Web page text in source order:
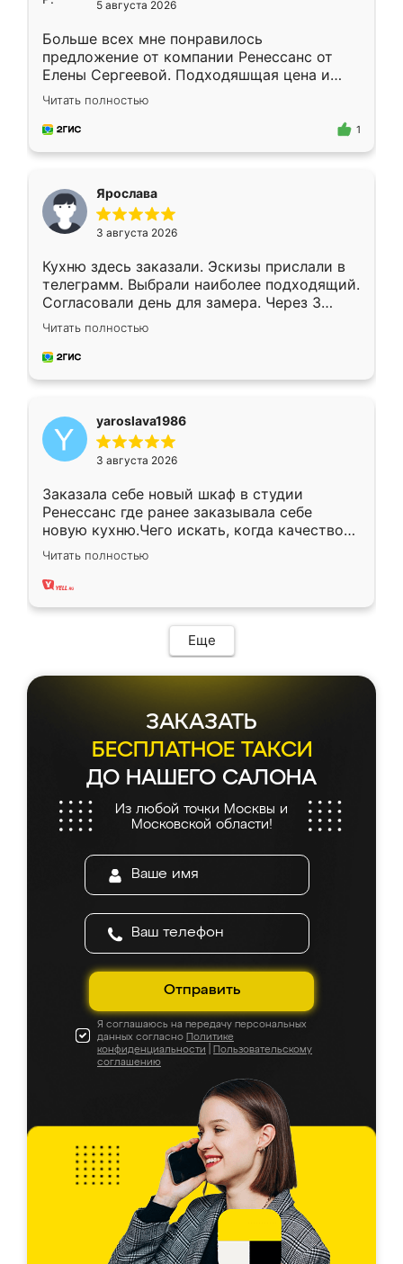
5 августа 2026
Больше всех мне понравилось
предложение от компании Ренессанс от
Елены Сергеевой. Подходяшщая цена и
короткие сроки изготовления. Приехавший
для замера сотрудник Владислав
предложил по моему эскизу самый
Читать полностью
1
Ярослава
3 августа 2026
Кухню здесь заказали. Эскизы прислали в
телеграмм. Выбрали наиболее подходящий.
Согласовали день для замера. Через 3
недели кухня была уже готова. Остались
довольны работой. Спасибо Ренессанс
мебель за качественную работу!
Читать полностью
yaroslava1986
3 августа 2026
Заказала себе новый шкаф в студии
Ренессанс где ранее заказывала себе
новую кухню.Чего искать, когда качеством
вполне довольна. Служит кухня уже почти
два года, нареканий нет.
Читать полностью
Еще
ЗАКАЗАТЬ
БЕСПЛАТНОЕ ТАКСИ
ДО НАШЕГО САЛОНА
Из любой точки Москвы и
Московской области!
Отправить
Я соглашаюсь на передачу персональных
данных согласно Политике
конфиденциальности
Пользовательскому
соглашению